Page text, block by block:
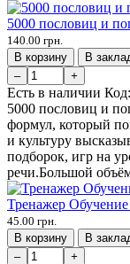
5000 пословиц и
140.00 грн.
В корзину
В
–
+
Есть в наличии Код:
5000 пословиц и
формул, который
и культуру
подборок, игр на
речи.Большой
Тренажер
45.00 грн.
В корзину
В
–
+